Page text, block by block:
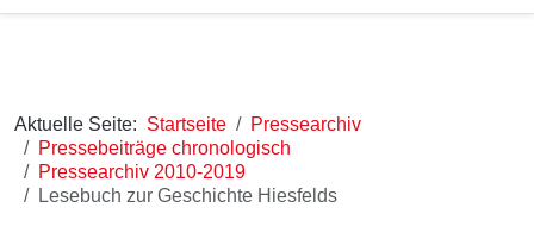
Aktuelle Seite: Startseite
Pressearchiv
Pressebeiträge chronologisch
Pressearchiv 2010-2019
Lesebuch zur Geschichte Hiesfelds